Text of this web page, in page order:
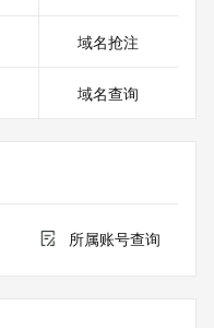
域名抢注
域名查询
所属账号查询